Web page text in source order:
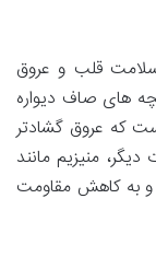
قلب و عروق
های صاف دیواره
که عروق گشادتر
منیزیم مانند
به کاهش مقاومت